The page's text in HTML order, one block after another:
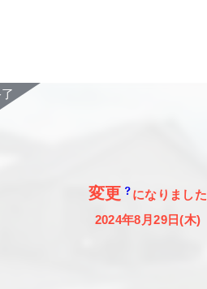
変更
になりました
2024年8月29日(木)